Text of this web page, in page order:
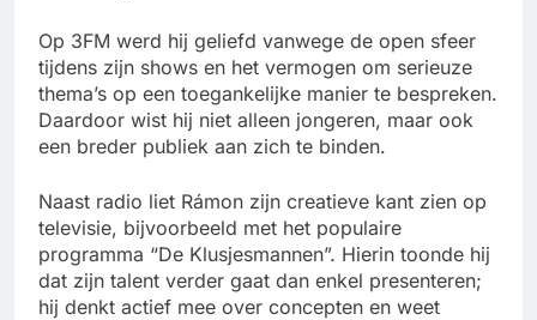
Op 3FM werd hij geliefd vanwege de open sfeer
tijdens zijn shows en het vermogen om serieuze
thema’s op een toegankelijke manier te bespreken.
Daardoor wist hij niet alleen jongeren, maar ook
een breder publiek aan zich te binden.
Naast radio liet Rámon zijn creatieve kant zien op
televisie, bijvoorbeeld met het populaire
programma “De Klusjesmannen”. Hierin toonde hij
dat zijn talent verder gaat dan enkel presenteren;
hij denkt actief mee over concepten en weet